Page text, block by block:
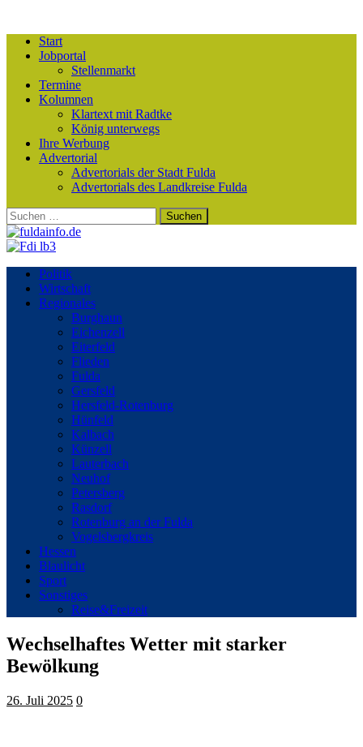
Start
Jobportal
Stellenmarkt
Termine
Kolumnen
Klartext mit Radtke
König unterwegs
Ihre Werbung
Advertorial
Advertorials der Stadt Fulda
Advertorials des Landkreise Fulda
Suchen
nach:
Politik
Wirtschaft
Regionales
Burghaun
Eichenzell
Eiterfeld
Flieden
Fulda
Gersfeld
Hersfeld-Rotenburg
Hünfeld
Kalbach
Künzell
Lauterbach
Neuhof
Petersberg
Rasdorf
Rotenburg an der Fulda
Vogelsbergkreis
Hessen
Blaulicht
Sport
Sonstiges
Reise&Freizeit
Wechselhaftes Wetter mit starker
Bewölkung
26. Juli 2025 0